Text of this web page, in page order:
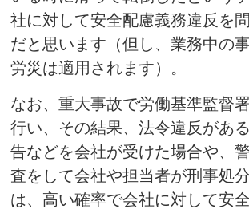
社に対して安全配慮義務違反を
だと思います（但し、業務中の
労災は適用されます）。
なお、重大事故で労働基準監督
行い、その結果、法令違反があ
告などを会社が受けた場合や、
査をして会社や担当者が刑事処
は、高い確率で会社に対して安